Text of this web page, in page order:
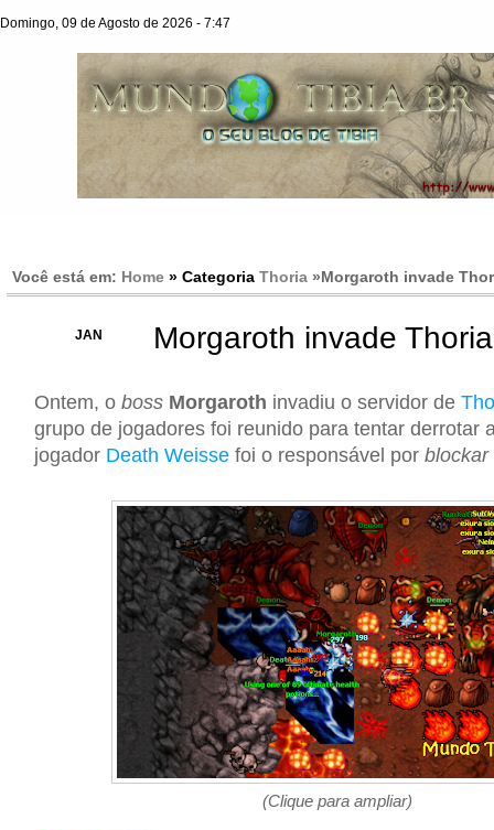
Domingo, 09 de Agosto de 2026 - 7:47
Você está em: Home » Categoria Thoria »Morgaroth invade
JAN Morgaroth invade
Ontem, o boss Morgaroth invadiu o servidor de
grupo de jogadores foi reunido para tentar derrotar
jogador Death Weisse foi o responsável por blockar
(Clique para ampliar)